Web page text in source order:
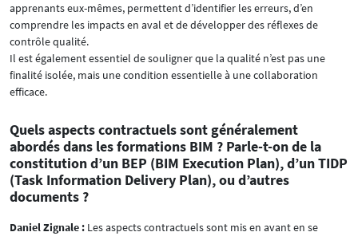
apprenants eux-mêmes, permettent d’identifier les erreurs, d’en
comprendre les impacts en aval et de développer des réflexes de
contrôle qualité.
Il est également essentiel de souligner que la qualité n’est pas une
finalité isolée, mais une condition essentielle à une collaboration
efficace.
Quels aspects contractuels sont généralement
abordés dans les formations BIM ? Parle-t-on de la
constitution d’un BEP (BIM Execution Plan), d’un TIDP
(Task Information Delivery Plan), ou d’autres
documents ?
Daniel Zignale : Les aspects contractuels sont mis en avant en se